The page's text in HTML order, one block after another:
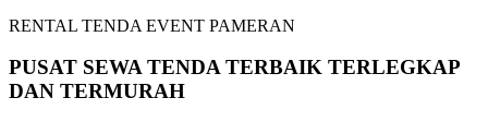
RENTAL TENDA EVENT PAMERAN
PUSAT SEWA TENDA TERBAIK TERLEGKAP
DAN TERMURAH